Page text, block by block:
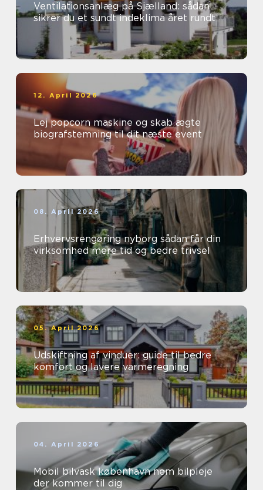
Ventilationsanlæg på Sjælland: sådan
sikrer du et sundt indeklima året rundt
12. April 2026
Lej popcorn maskine og skab ægte
biografstemning til dit næste event
08. April 2026
Erhvervsrengøring nyborg sådan får din
virksomhed mere tid og bedre trivsel
05. April 2026
Udskiftning af vinduer: guide til bedre
komfort og lavere varmeregning
04. April 2026
Mobil bilvask københavn nem bilpleje
der kommer til dig